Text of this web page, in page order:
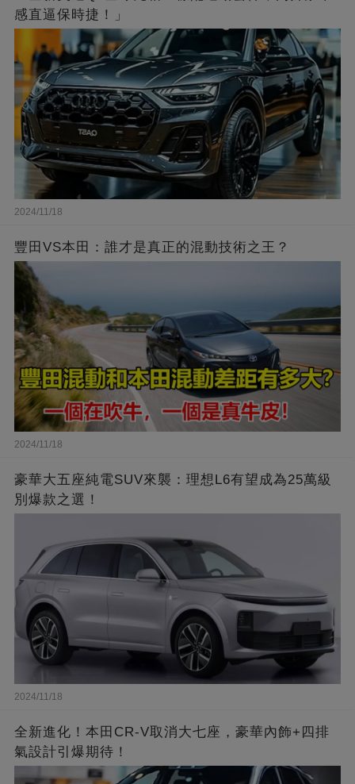
感直逼保時捷！」
2024/11/18
豐田VS本田：誰才是真正的混動技術之王？
2024/11/18
豪華大五座純電SUV來襲：理想L6有望成為25萬級
別爆款之選！
2024/11/18
全新進化！本田CR-V取消大七座，豪華內飾+四排
氣設計引爆期待！